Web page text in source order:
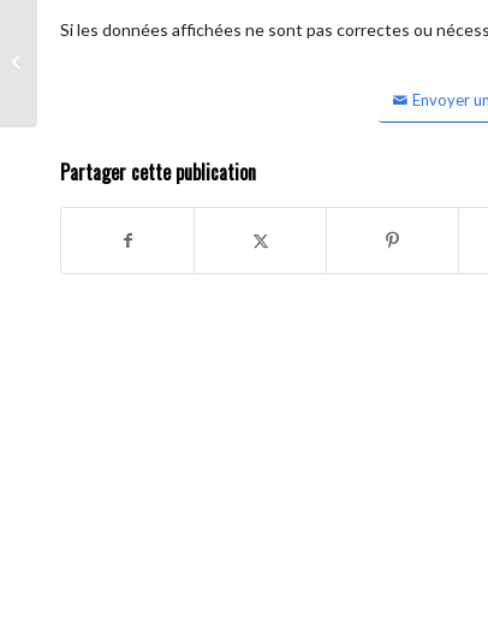
Si les données affichées ne sont pas correctes ou
Envoyer
Partager cette publication